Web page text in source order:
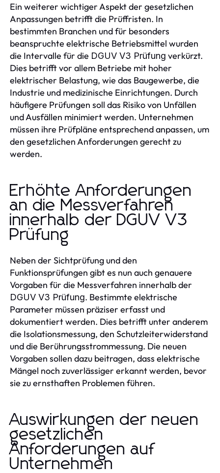
Ein weiterer wichtiger Aspekt der gesetzlichen
Anpassungen betrifft die Prüffristen. In
bestimmten Branchen und für besonders
beanspruchte elektrische Betriebsmittel wurden
die Intervalle für die DGUV V3 Prüfung verkürzt.
Dies betrifft vor allem Betriebe mit hoher
elektrischer Belastung, wie das Baugewerbe, die
Industrie und medizinische Einrichtungen. Durch
häufigere Prüfungen soll das Risiko von Unfällen
und Ausfällen minimiert werden. Unternehmen
müssen ihre Prüfpläne entsprechend anpassen, um
den gesetzlichen Anforderungen gerecht zu
werden.
Erhöhte Anforderungen
an die Messverfahren
innerhalb der DGUV V3
Prüfung
Neben der Sichtprüfung und den
Funktionsprüfungen gibt es nun auch genauere
Vorgaben für die Messverfahren innerhalb der
DGUV V3 Prüfung. Bestimmte elektrische
Parameter müssen präziser erfasst und
dokumentiert werden. Dies betrifft unter anderem
die Isolationsmessung, den Schutzleiterwiderstand
und die Berührungsstrommessung. Die neuen
Vorgaben sollen dazu beitragen, dass elektrische
Mängel noch zuverlässiger erkannt werden, bevor
sie zu ernsthaften Problemen führen.
Auswirkungen der neuen
gesetzlichen
Anforderungen auf
Unternehmen